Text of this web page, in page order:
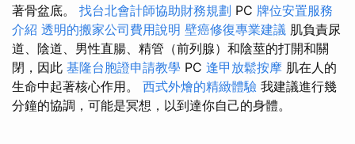
著骨盆底。 找台北會計師協助財務規劃 PC 牌位安置服務
介紹 透明的搬家公司費用說明 壁癌修復專業建議 肌負責尿
道、陰道、男性直腸、精管（前列腺）和陰莖的打開和關
閉，因此 基隆台胞證申請教學 PC 逢甲放鬆按摩 肌在人的
生命中起著核心作用。 西式外燴的精緻體驗 我建議進行幾
分鐘的協調，可能是冥想，以到達你自己的身體。